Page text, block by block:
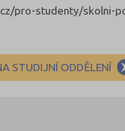
pro-studenty/skolni-
STUDIJNÍ ODDĚLENÍ